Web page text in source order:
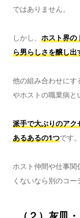
ではありません。
しかし、 ホスト界の
ら男らしさを醸し
他の組み合わせにす
やホストの職業病と
派手で大ぶりのアク
あるあるの1つです。
ホスト仲間や仕事関
くないなら別のコー